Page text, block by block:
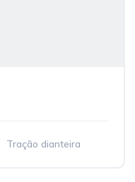
Tração dianteira